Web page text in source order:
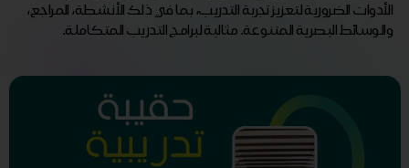
الأدوات الضرورية لتعزيز تجربة التدريب، بما في ذلك الأنشطة، المراجع،
والوسائط البصرية المتنوعة. مثالية لبرامج التدريب المتكاملة.